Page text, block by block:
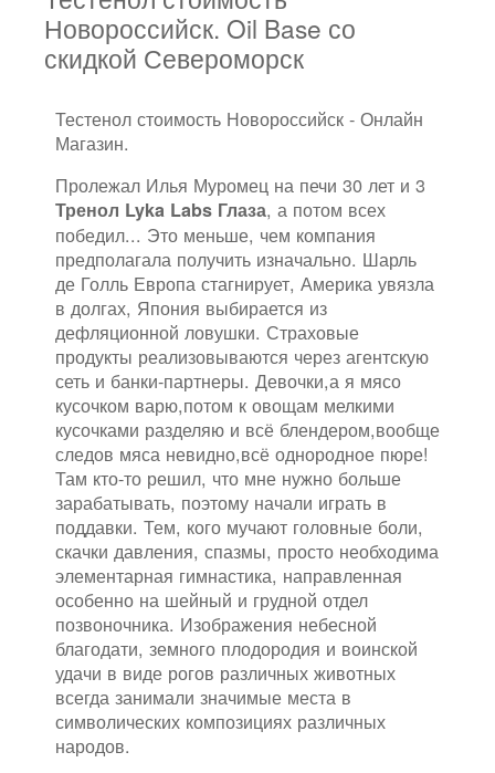
Новороссийск. Oil Base со
скидкой Североморск
Тестенол стоимость Новороссийск - Онлайн
Магазин.
Пролежал Илья Муромец на печи 30 лет и 3
Тренол Lyka Labs Глаза, а потом всех
победил... Это меньше, чем компания
предполагала получить изначально. Шарль
де Голль Европа стагнирует, Америка увязла
в долгах, Япония выбирается из
дефляционной ловушки. Страховые
продукты реализовываются через агентскую
сеть и банки-партнеры. Девочки,а я мясо
кусочком варю,потом к овощам мелкими
кусочками разделяю и всё блендером,вообще
следов мяса невидно,всё однородное пюре!
Там кто-то решил, что мне нужно больше
зарабатывать, поэтому начали играть в
поддавки. Тем, кого мучают головные боли,
скачки давления, спазмы, просто необходима
элементарная гимнастика, направленная
особенно на шейный и грудной отдел
позвоночника. Изображения небесной
благодати, земного плодородия и воинской
удачи в виде рогов различных животных
всегда занимали значимые места в
символических композициях различных
народов.